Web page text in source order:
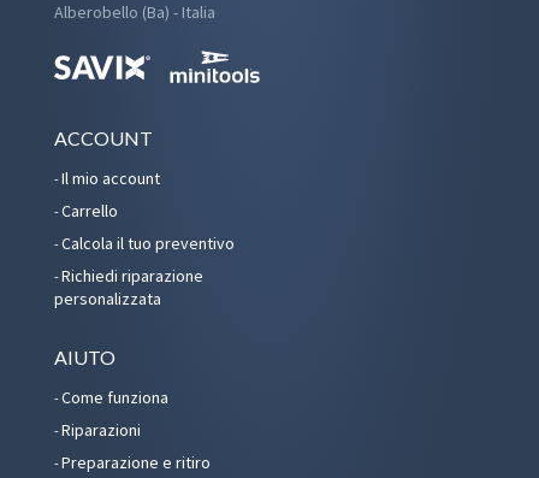
Alberobello (Ba) - Italia
ACCOUNT
Il mio account
Carrello
Calcola il tuo preventivo
Richiedi riparazione
personalizzata
AIUTO
Come funziona
Riparazioni
Preparazione e ritiro